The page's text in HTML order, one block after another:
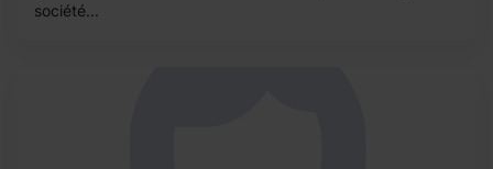
société...